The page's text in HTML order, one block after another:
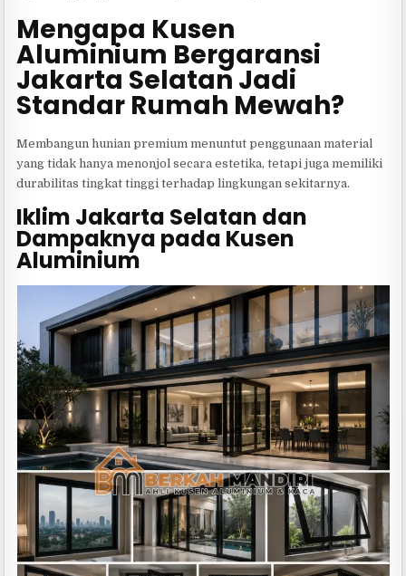
Mengapa Kusen
Aluminium Bergaransi
Jakarta Selatan Jadi
Standar Rumah Mewah?
Membangun hunian premium menuntut penggunaan material
yang tidak hanya menonjol secara estetika, tetapi juga memiliki
durabilitas tingkat tinggi terhadap lingkungan sekitarnya.
Iklim Jakarta Selatan dan
Dampaknya pada Kusen
Aluminium